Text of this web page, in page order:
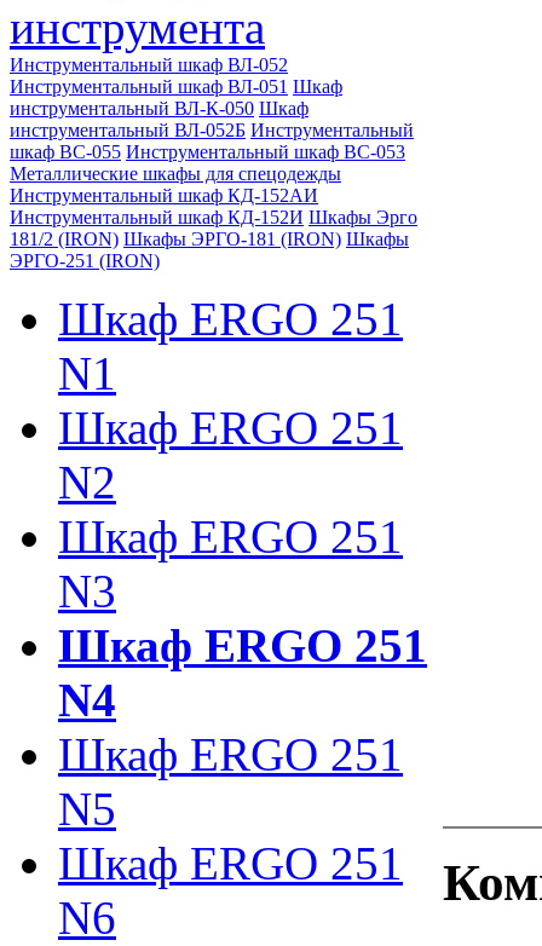
инструмента
Инструментальный шкаф ВЛ-052
Инструментальный шкаф ВЛ-051 Шкаф
инструментальный ВЛ-К-050 Шкаф
инструментальный ВЛ-052Б Инструментальный
шкаф ВС-055 Инструментальный шкаф ВС-053
Металлические шкафы для спецодежды
Инструментальный шкаф КД-152АИ
Инструментальный шкаф КД-152И Шкафы Эрго
181/2 (IRON) Шкафы ЭРГО-181 (IRON) Шкафы
ЭРГО-251 (IRON)
Шкаф ERGO 251
N1
Шкаф ERGO 251
N2
Шкаф ERGO 251
N3
Шкаф ERGO 251
N4
Шкаф ERGO 251
N5
Шкаф ERGO 251
N6